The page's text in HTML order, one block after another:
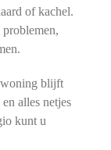
of kachel.
blijft
alles netjes
kunt u